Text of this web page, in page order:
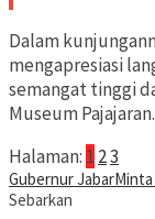
Dalam
mengapresiasi
semangat tinggi
Museum Pajajaran.
Halaman: 1 23
Gubernur Jabar
Sebarkan